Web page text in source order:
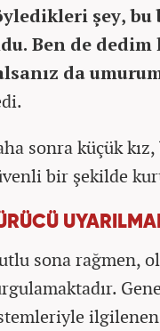
şey, bu
Ben de
da
sonra küçük
bir şekilde
sona rağmen,
ilgilenen